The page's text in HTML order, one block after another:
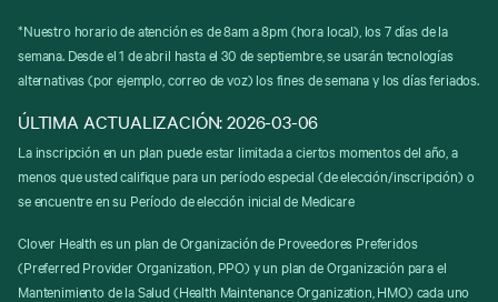
*Nuestro horario de atención es de 8am a 8pm (hora local), los 7 días de la
semana. Desde el 1 de abril hasta el 30 de septiembre, se usarán tecnologías
alternativas (por ejemplo, correo de voz) los fines de semana y los días feriados.
ÚLTIMA ACTUALIZACIÓN: 2026-03-06
La inscripción en un plan puede estar limitada a ciertos momentos del año, a
menos que usted califique para un período especial (de elección/inscripción) o
se encuentre en su Período de elección inicial de Medicare
Clover Health es un plan de Organización de Proveedores Preferidos
(Preferred Provider Organization, PPO) y un plan de Organización para el
Mantenimiento de la Salud (Health Maintenance Organization, HMO) cada uno